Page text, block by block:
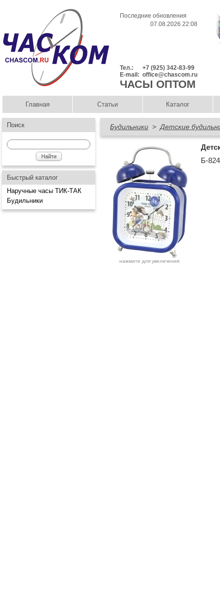
Последние обновления
07.08.2026 22:08
Тел.:
+7 (925) 342-83-99
E-mail: office@chascom.ru
ЧАСЫ ОПТОМ
Главная Статьи Каталог
Поиск
Быстрый каталог
Наручные часы ТИК-ТАК
Будильники
Будильники > Детские
нажмите для увеличения
Б-